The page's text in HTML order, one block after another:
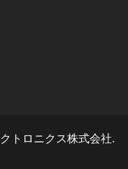
トロニクス株式会社.